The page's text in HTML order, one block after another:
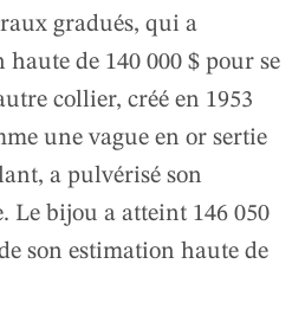
gradués, qui a
haute de 140 000 $ pour se
collier, créé en 1953
une vague en or sertie
a pulvérisé son
Le bijou a atteint 146 050
son estimation haute de